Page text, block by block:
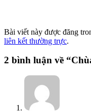
Bài viết này được đăng
liên kết thường trực.
2 bình luận về “